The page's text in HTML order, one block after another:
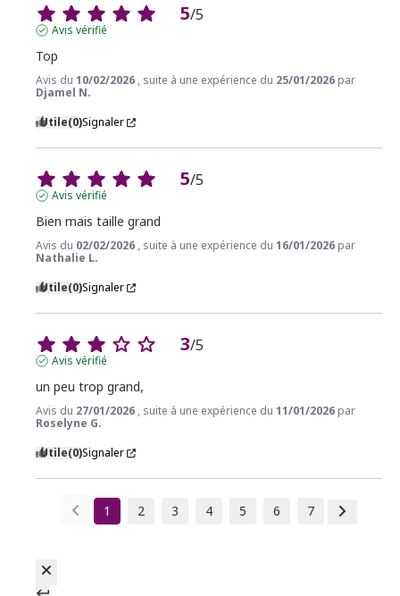
5/5
Avis vérifié
Top
Avis du 10/02/2026 , suite à une expérience du 25/01/2026 par
Djamel N.
Utile(0)Signaler
5/5
Avis vérifié
Bien mais taille grand
Avis du 02/02/2026 , suite à une expérience du 16/01/2026 par
Nathalie L.
Utile(0)Signaler
3/5
Avis vérifié
un peu trop grand,
Avis du 27/01/2026 , suite à une expérience du 11/01/2026 par
Roselyne G.
Utile(0)Signaler
1 2 3 4 5 6 7